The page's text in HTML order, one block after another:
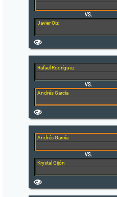
Javier Oiz
Rafael Rodríguez
Andrés García
Andrés García
Krystal Gijón